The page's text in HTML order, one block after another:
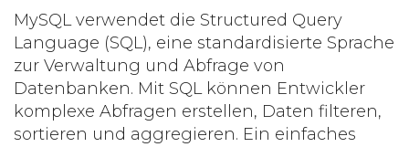
MySQL verwendet die Structured Query
Language (SQL), eine standardisierte Sprache
zur Verwaltung und Abfrage von
Datenbanken. Mit SQL können Entwickler
komplexe Abfragen erstellen, Daten filteren,
sortieren und aggregieren. Ein einfaches